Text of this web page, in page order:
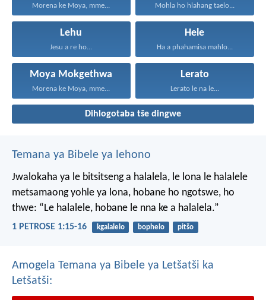
Morena ke Moya, mme... Mohla ho hlahang taelo...
Lehu
Jesu a re ho...
Hele
Ha a phahamisa mahlo...
Moya Mokgethwa
Morena ke Moya, mme...
Lerato
Lerato le na le...
Dihlogotaba tše dingwe
Temana ya Bibele ya lehono
Jwalokaha ya le bitsitseng a halalela, le lona le halalele
metsamaong yohle ya lona, hobane ho ngotswe, ho
thwe: “Le halalele, hobane le nna ke a halalela.”
1 PETROSE 1:15-16 kgalalelo bophelo pitšo
Amogela Temana ya Bibele ya Letšatši ka
Letšatši: